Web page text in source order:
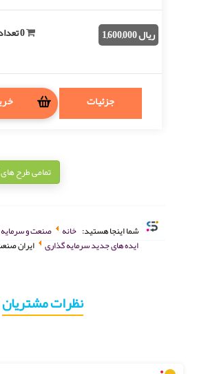
ریال 1,600,000
جزئیات
تمامی طرح های
شما اینجا هستید: خانه
صنعت و
ایده های جدید سرمایه گذاری ایران
نظرات مشتریان